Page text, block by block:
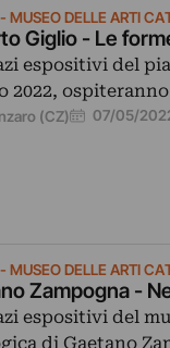
MUSEO DELLE ARTI
Giglio - Le
espositivi del
2022,
(CZ) 07/05/
MUSEO DELLE ARTI
Zampogna -
espositivi del
di Gaetano